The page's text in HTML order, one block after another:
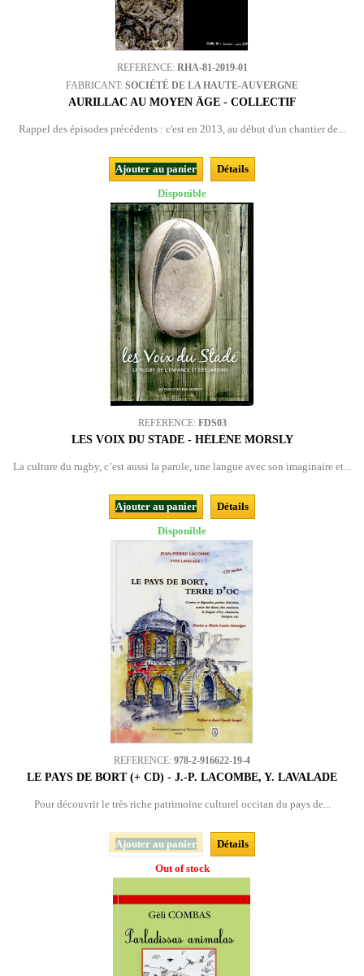
REFERENCE: RHA-81-2019-01
FABRICANT: SOCIÉTÉ DE LA HAUTE-AUVERGNE
AURILLAC AU MOYEN ÂGE - COLLECTIF
Rappel des épisodes précédents : c'est en 2013, au début d'un chantier de...
Ajouter au panier
Détails
Disponible
REFERENCE: FDS03
LES VOIX DU STADE - HÉLÈNE MORSLY
La culture du rugby, c’est aussi la parole, une langue avec son imaginaire et...
Ajouter au panier
Détails
Disponible
REFERENCE: 978-2-916622-19-4
LE PAYS DE BORT (+ CD) - J.-P. LACOMBE, Y. LAVALADE
Pour découvrir le très riche patrimoine culturel occitan du pays de...
Ajouter au panier
Détails
Out of stock